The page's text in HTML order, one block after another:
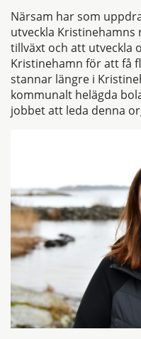
Närsam har som
utveckla Kristinehamns
tillväxt och att utveckla
Kristinehamn för att få
stannar längre i
kommunalt helägda
jobbet att leda denna